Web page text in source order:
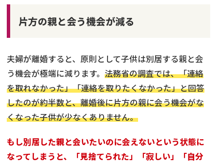
片方の親と会う機会が減る
夫婦が離婚すると、原則として子供は別居する親と会
う機会が極端に減ります。 法務省の調査では、「連絡
を取れなかった」「連絡を取りたくなかった」と回答
したのが約半数と、離婚後に片方の親に会う機会がな
くなった子供が少なくありません。
もし別居した親と会いたいのに会えないという状態に
なってしまうと、「見捨てられた」「寂しい」「自分